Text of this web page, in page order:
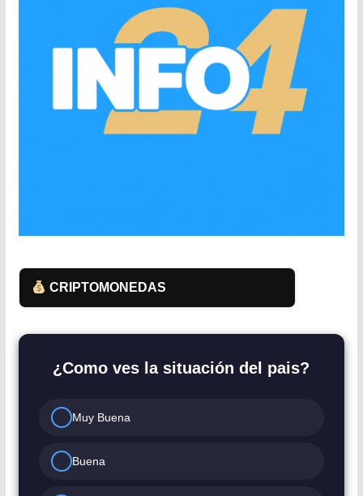
CRIPTOMONEDAS
¿Como ves la situación del pais?
Muy Buena
Buena